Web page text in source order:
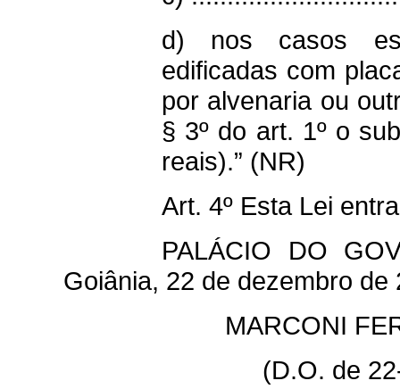
d) nos casos
edificadas com
por alvenaria ou
§ 3º do art. 1º o
reais).” (NR)
Art. 4º Esta Lei
PALÁCIO DO
Goiânia, 22 de dezembro de
MARCONI
(D.O. de